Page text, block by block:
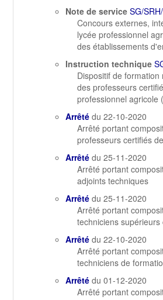
Note de service SG/
Concours externes,
lycée professionnel
des établissements
Instruction technique
Dispositif de
des professeurs
professionnel agricole
Arrêté du 22-10-2020
Arrêté portant
professeurs certifiés
Arrêté du 25-11-2020
Arrêté portant
adjoints techniques
Arrêté du 25-11-2020
Arrêté portant
techniciens
Arrêté du 22-10-2020
Arrêté portant
techniciens de
Arrêté du 01-12-2020
Arrêté portant